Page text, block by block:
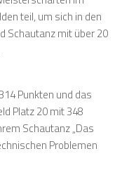
teil, um sich in den
Schautanz mit über 20
Punkten und das
Platz 20 mit 348
Schautanz „Das
Problemen